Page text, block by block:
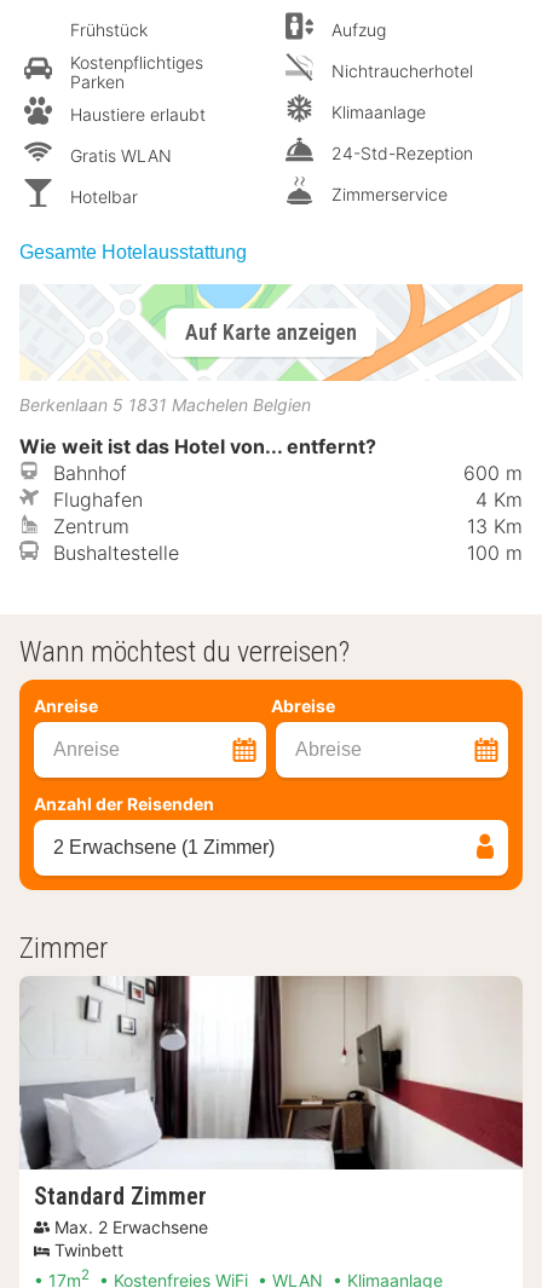
Frühstück
Kostenpflichtiges
Parken
Haustiere erlaubt
Gratis WLAN
Hotelbar
Aufzug
Nichtraucherhotel
Klimaanlage
24-Std-Rezeption
Zimmerservice
Gesamte Hotelausstattung
Auf Karte anzeigen
Berkenlaan 5 1831 Machelen Belgien
Wie weit ist das Hotel von... entfernt?
Bahnhof
600 m
Flughafen
4 Km
Zentrum
13 Km
Bushaltestelle
100 m
Wann möchtest du verreisen?
Anreise Abreise
Anreise Abreise
Anzahl der Reisenden
2 Erwachsene (1 Zimmer)
Zimmer
Standard Zimmer
Max. 2 Erwachsene
Twinbett
17m2 Kostenfreies WiFi WLAN
Klimaanlage